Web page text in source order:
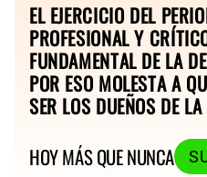
EL EJERCICIO DEL
PROFESIONAL Y
FUNDAMENTAL DE LA
POR ESO MOLESTA A
SER LOS DUEÑOS DE
HOY MÁS QUE NUNCA